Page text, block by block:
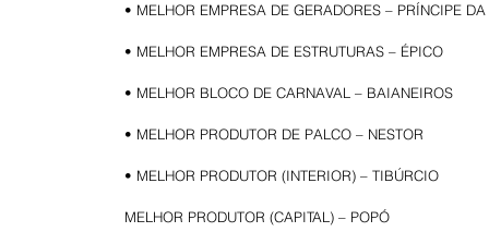
• MELHOR EMPRESA DE GERADORES – PRÍNCIPE
• MELHOR EMPRESA DE ESTRUTURAS – ÉPICO
• MELHOR BLOCO DE CARNAVAL – BAIANEIROS
• MELHOR PRODUTOR DE PALCO – NESTOR
• MELHOR PRODUTOR (INTERIOR) – TIBÚRCIO
MELHOR PRODUTOR (CAPITAL) – POPÓ